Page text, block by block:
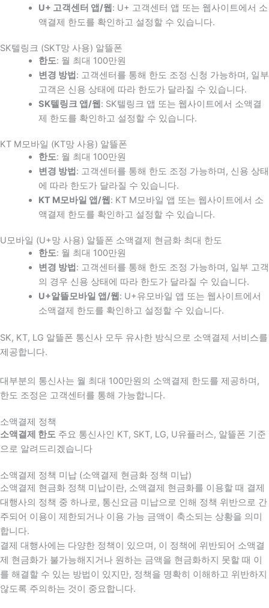
U+ 고객센터 앱/웹 : U+ 고객센터 앱 또는 웹사이트에서 소
액결제 한도를 확인하고 설정할 수 있습니다.
SK텔링크 (SKT망 사용) 알뜰폰
한도: 월 최대 100만원
변경 방법 : 고객센터를 통해 한도 조정 신청 가능하며, 일부
고객은 신용 상태에 따라 한도가 달라질 수 있습니다.
SK텔링크 앱/웹 : SK텔링크 앱 또는 웹사이트에서 소액결
제 한도를 확인하고 설정할 수 있습니다.
KT M모바일 (KT망 사용) 알뜰폰
한도: 월 최대 100만원
변경 방법 : 고객센터를 통해 한도 조정 가능하며, 신용 상태
에 따라 한도가 달라질 수 있습니다.
KT M모바일 앱/웹 : KT M모바일 앱 또는 웹사이트에서 소
액결제 한도를 확인하고 설정할 수 있습니다.
U모바일 (U+망 사용) 알뜰폰 소액결제 현금화 최대 한도
한도: 월 최대 100만원
변경 방법 : 고객센터를 통해 한도 조정 가능하며, 일부 고객
의 경우 신용 상태에 따라 한도가 달라질 수 있습니다.
U+알뜰모바일 앱/웹 : U+유모바일 앱 또는 웹사이트에서
소액결제 한도를 확인하고 설정할 수 있습니다.
SK, KT, LG 알뜰폰 통신사 모두 유사한 방식으로 소액결제 서비스를
제공합니다.
대부분의 통신사는 월 최대 100만원의 소액결제 한도를 제공하며,
한도 조정은 고객센터를 통해 가능합니다.
소액결제 정책
소액결제 한도 주요 통신사인 KT, SKT, LG, U유플러스, 알뜰폰 기준
으로 알려드리겠습니다
소액결제 정책 미납 (소액결제 현금화 정책 미납)
소액결제 현금화 정책 미납이란, 소액결제 현금화를 이용할 때 결제
대행사의 정책 중 하나로, 통신요금 미납으로 인해 정책 위반으로 간
주되어 이용이 제한되거나 이용 가능 금액이 축소되는 상황을 의미
합니다.
결제 대행사에는 다양한 정책이 있으며, 이 정책에 위반되어 소액결
제 현금화가 불가능해지거나 원하는 금액을 현금화하지 못할 때 이
를 해결할 수 있는 방법이 있지만, 정책을 명확히 이해하고 위반하지
않도록 주의하는 것이 중요합니다.